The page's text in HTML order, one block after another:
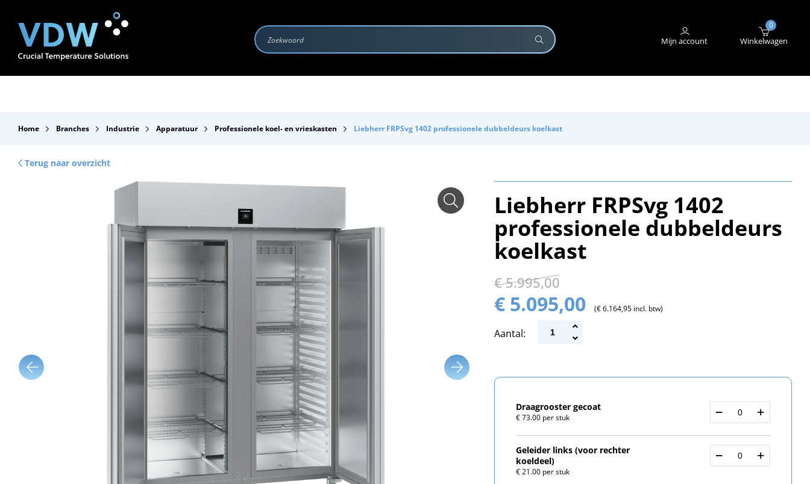
Mijn account
0
Winkelwagen
Branches STORING MELDEN
Home Branches Industrie Apparatuur Professionele koel- en vrieskasten Liebherr FRPSvg 1402 professionele dubbeldeurs koelkast
Terug naar overzicht
Liebherr FRPSvg 1402
professionele dubbeldeurs
koelkast
€ 5.995,00
€ 5.095,00 (€ 6.164,95 incl. btw)
Aantal:
Draagrooster gecoat
€ 73.00 per stuk
Geleider links (voor rechter
koeldeel)
€ 21.00 per stuk